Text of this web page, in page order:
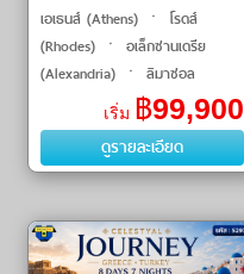
เอเธนส์ (Athens) ㆍ โรดส์
(Rhodes) ㆍ อเล็กซานเดรีย
(Alexandria) ㆍ ลิมาซอล
(Limassol) ㆍ อันตัลยา
(Antalya) ㆍ เฮราคลิออน เกาะ
ครีต (Heraklion, Crete) ㆍ คูซา
ดาซี
เริ่ม ฿99,900
ดูรายละเอียด